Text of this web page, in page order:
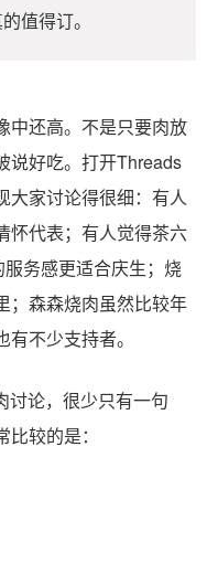
值得订。
中还高。不是只要肉放
说好吃。打开Threads
大家讨论得很细：有人
怀代表；有人觉得茶六
务感更适合庆生；烧
；森森烧肉虽然比较年
不少支持者。
讨论，很少只有一句
较的是：